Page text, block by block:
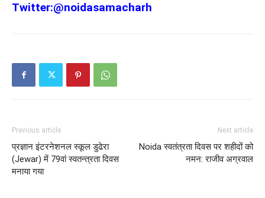
Twitter:@noidasamacharh
Previous article
प्रज्ञान इंटरनेशनल स्कूल डुढेरा
(Jewar) में 79वां स्वतन्त्रता दिवस
मनाया गया
Next article
Noida स्वतंत्रता दिवस पर शहीदों को
नमन: राजीव अग्रवाल